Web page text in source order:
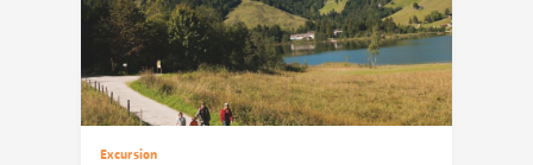
Excursion